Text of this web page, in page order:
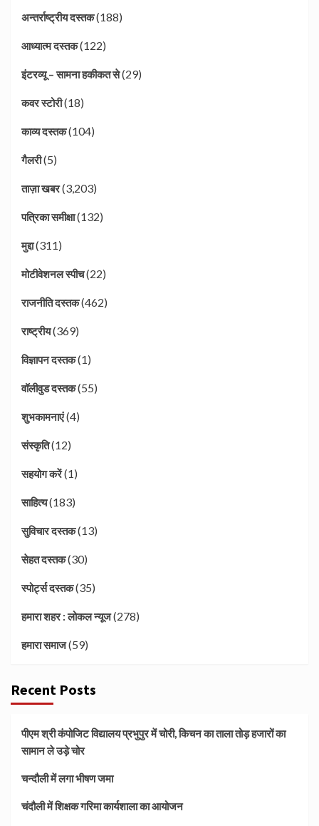
अन्तर्राष्ट्रीय दस्तक(188)
आध्यात्म दस्तक(122)
इंटरव्यू – सामना हकीकत से(29)
कवर स्टोरी(18)
काव्य दस्तक(104)
गैलरी(5)
ताज़ा खबर(3,203)
पत्रिका समीक्षा(132)
मुद्दा(311)
मोटीवेशनल स्पीच(22)
राजनीति दस्तक(462)
राष्ट्रीय(369)
विज्ञापन दस्तक(1)
वॉलीवुड दस्तक(55)
शुभकामनाएं(4)
संस्कृति(12)
सहयोग करें(1)
साहित्य(183)
सुविचार दस्तक(13)
सेहत दस्तक(30)
स्पोर्ट्स दस्तक(35)
हमारा शहर : लोकल न्यूज(278)
हमारा समाज(59)
Recent Posts
पीएम श्री कंपोजिट विद्यालय प्रभुपुर में चोरी, किचन का ताला तोड़ हजारों का
सामान ले उड़े चोर
चन्दौली में लगा भीषण जमा
चंदौली में शिक्षक गरिमा कार्यशाला का आयोजन